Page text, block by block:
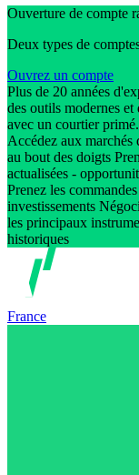
Ouverture de compte
Deux types de
Ouvrez un compte
Plus de 20 années
des outils modernes
avec un courtier primé.
Accédez aux
au bout des doigts
actualisées -
Prenez les
investissements
les principaux
historiques
France